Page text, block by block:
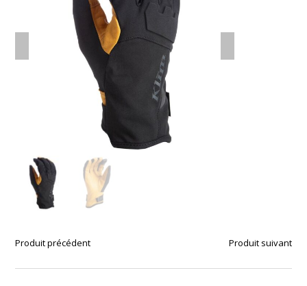
Produit précédent Produit suivant